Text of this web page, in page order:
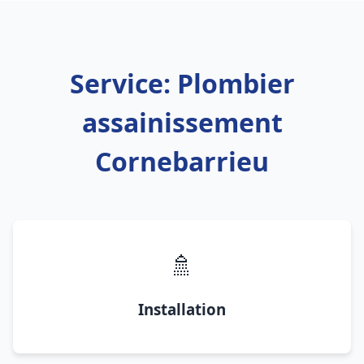
Service: Plombier
assainissement
Cornebarrieu
🚿
Installation